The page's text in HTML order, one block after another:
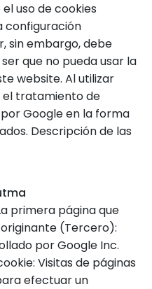
uso de cookies
configuración
sin embargo, debe
que no pueda usar la
website. Al utilizar
el tratamiento de
Google en la forma
Descripción de las
primera página que
(Tercero):
por Google Inc.
Visitas de páginas
efectuar un